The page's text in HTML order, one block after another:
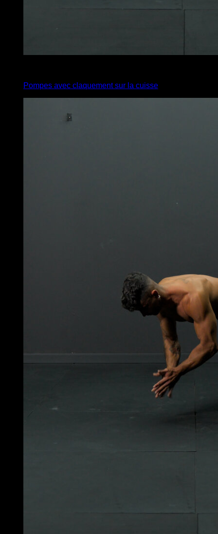
Pompes avec claquement sur la cuisse